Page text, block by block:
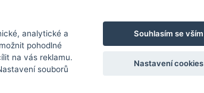
734 573 283
E-mail:info@zs-stepanska.cz
Sokolská 6
tel. 224 262 152
jidelna@zs-stepanska.cz
analytické a
pohodlné
na vás reklamu.
souborů
Souhlasím se vším
Nastavení cookies